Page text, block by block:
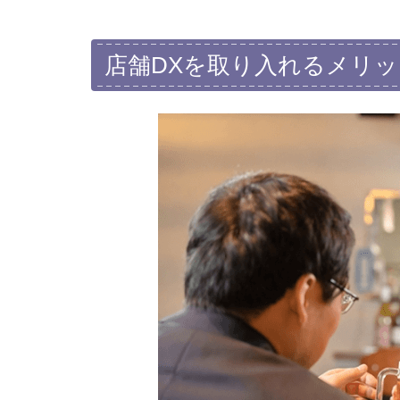
店舗DXを取り入れるメリ